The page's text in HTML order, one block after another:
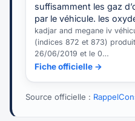
suffisamment les gaz
par le véhicule. les
kadjar and megane iv
(indices 872 et 873)
26/06/2019 et le 0…
Fiche officielle →
Source officielle :